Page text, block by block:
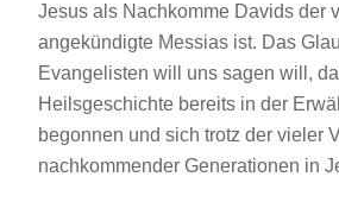
Jesus als Nachkomme Davids der
angekündigte Messias ist. Das
Evangelisten will uns sagen will,
Heilsgeschichte bereits in der
begonnen und sich trotz der vieler
nachkommender Generationen in